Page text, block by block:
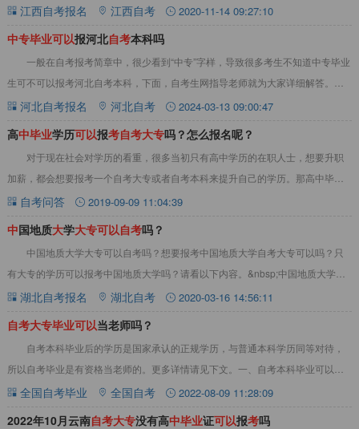
利报考江西自考，也不知道江西自考
江西自考报名 江西自考 2020-11-14 09:27:10
中专毕业可以报河北自考本科吗
一般在自考报考简章中，很少看到“中专”字样，导致很多考生不知道中专毕业
生可不可以报考河北自考本科，下面，自考生网指导老师就为大家详细解答。中
专毕业可以报河北自考本科吗中专毕业可以报
河北自考报名 河北自考 2024-03-13 09:00:47
高中毕业学历可以报考自考大专吗？怎么报名呢？
对于现在社会对学历的看重，很多当初只有高中学历的在职人士，想要升职
加薪，都会想要报考一个自考大专或者自考本科来提升自己的学历。那高中毕业
学历可以报考自考大专吗？怎么报名呢？&nbs
自考问答 2019-09-09 11:04:39
中国地质大学大专可以自考吗？
中国地质大学大专可以自考吗？想要报考中国地质大学自考大专可以吗？只
有大专的学历可以报考中国地质大学吗？请看以下内容。&nbsp;中国地质大学大
专可以自考吗？1、只有大专学历想要报考
湖北自考报名 湖北自考 2020-03-16 14:56:11
自考大专毕业可以当老师吗？
自考本科毕业后的学历是国家承认的正规学历，与普通本科学历同等对待，
所以自考毕业是有资格当老师的。更多详情请见下文。一、自考本科毕业可以当
老师吗可以的1、自考本科毕业后是可以考教师资
全国自考毕业 全国自考 2022-08-09 11:28:09
2022年10月云南自考大专没有高中毕业证可以报考吗